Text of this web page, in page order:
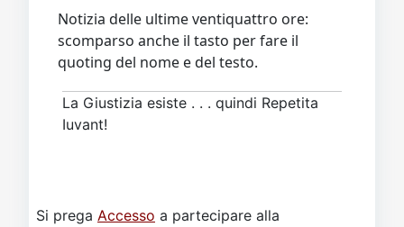
Notizia delle ultime ventiquattro ore:
scomparso anche il tasto per fare il
quoting del nome e del testo.
La Giustizia esiste . . . quindi Repetita
Iuvant!
Si prega Accesso a partecipare alla